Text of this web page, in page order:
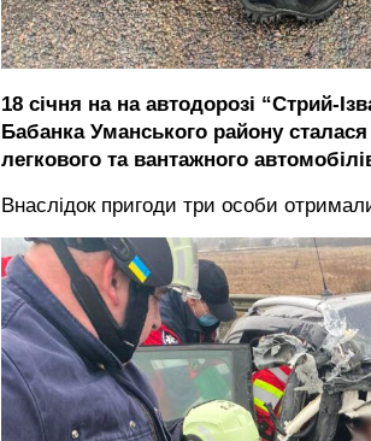
18 січня на на автодорозі “Стрий-
Бабанка Уманського району
легкового та вантажного
Внаслідок пригоди три особи